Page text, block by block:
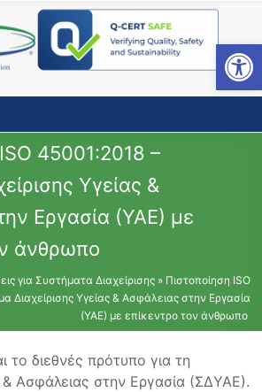
Open toolbar
45001:2018 –
Υγείας &
Εργασία (ΥΑΕ) με
άνθρωπο
για Συστήματα Διαχείρισης» Πιστοποίηση ISO
Διαχείρισης Υγείας & Ασφάλειας στην Εργασία
(ΥΑΕ) με επίκεντρο τον άνθρωπο
το διεθνές πρότυπο για τη
& Ασφάλειας στην Εργασία (ΣΔΥΑΕ).